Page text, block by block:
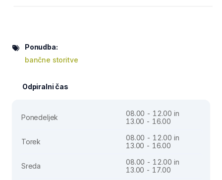
Ponudba:
bančne storitve
Odpiralni čas
Ponedeljek
08.00 - 12.00 in
13.00 - 16.00
Torek
08.00 - 12.00 in
13.00 - 16.00
Sreda
08.00 - 12.00 in
13.00 - 17.00